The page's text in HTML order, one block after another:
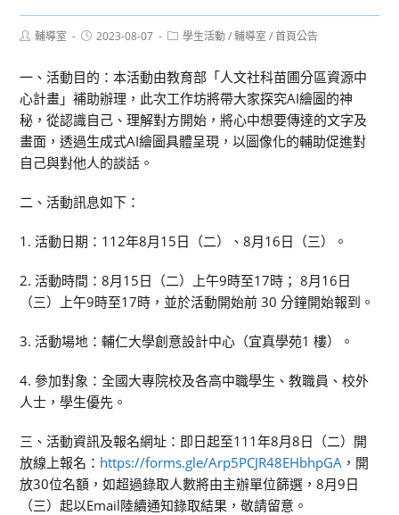
Post輔導室
Post2023-08-07
Post學生活動 / 輔導室 / 首頁公告
一、活動目的：本活動由教育部「人文社科苗圃分區資源中
心計畫」補助辦理，此次工作坊將帶大家探究AI繪圖的神
秘，從認識自己、理解對方開始，將心中想要傳達的文字及
畫面，透過生成式AI繪圖具體呈現，以圖像化的輔助促進對
自己與對他人的談話。
二、活動訊息如下：
1. 活動日期：112年8月15日（二）、8月16日（三）。
2. 活動時間：8月15日（二）上午9時至17時； 8月16日
（三）上午9時至17時，並於活動開始前 30 分鐘開始報到。
3. 活動場地：輔仁大學創意設計中心（宜真學苑1 樓）。
4. 參加對象：全國大專院校及各高中職學生、教職員、校外
人士，學生優先。
三、活動資訊及報名網址：即日起至111年8月8日（二）開
放線上報名： https://forms.gle/Arp5PCJR48EHbhpGA ，開
放30位名額，如超過錄取人數將由主辦單位篩選，8月9日
（三）起以Email陸續通知錄取結果，敬請留意。